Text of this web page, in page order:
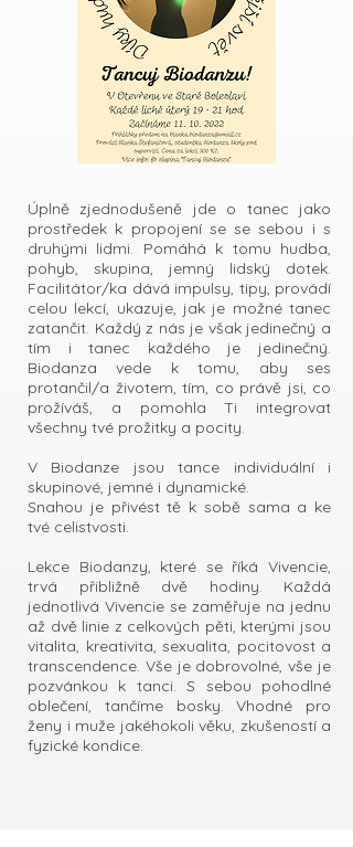
Úplně zjednodušeně jde o tanec jako
prostředek k propojení se se sebou i s
druhými lidmi. Pomáhá k tomu hudba,
pohyb, skupina, jemný lidský dotek.
Facilitátor/ka dává impulsy, tipy, provádí
celou lekcí, ukazuje, jak je možné tanec
zatančit. Každý z nás je však jedinečný a
tím i tanec každého je jedinečný.
Biodanza vede k tomu, aby ses
protančil/a životem, tím, co právě jsi, co
prožíváš, a pomohla Ti integrovat
všechny tvé prožitky a pocity.
V Biodanze jsou tance individuální i
skupinové, jemné i dynamické.
Snahou je přivést tě k sobě sama a ke
tvé celistvosti.
Lekce Biodanzy, které se říká Vivencie,
trvá přibližně dvě hodiny. Každá
jednotlivá Vivencie se zaměřuje na jednu
až dvě linie z celkových pěti, kterými jsou
vitalita, kreativita, sexualita, pocitovost a
transcendence. Vše je dobrovolné, vše je
pozvánkou k tanci. S sebou pohodlné
oblečení, tančíme bosky. Vhodné pro
ženy i muže jakéhokoli věku, zkušeností a
fyzické kondice.